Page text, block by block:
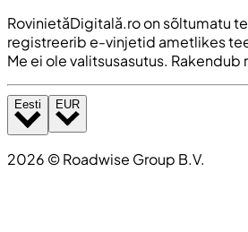
RovinietăDigitală.ro on sõltumatu
registreerib e-vinjetid ametlikes
Me ei ole valitsusasutus.
Eesti EUR
2026 ©Roadwise Group B.V.